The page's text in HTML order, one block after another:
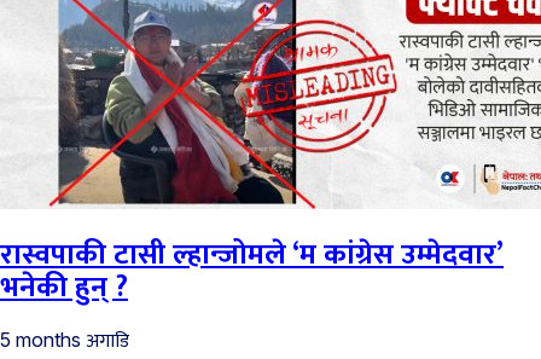
रास्वपाकी टासी ल्हान्जोमले ‘म कांग्रेस उम्मेदवार’
भनेकी हुन् ?
5 months अगाडि